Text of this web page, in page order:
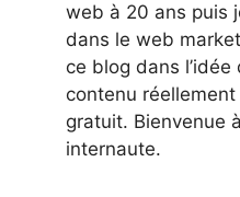
web à 20 ans puis
dans le web
ce blog dans
contenu
gratuit. Bienvenue
internaute.